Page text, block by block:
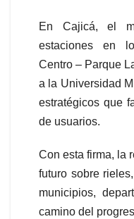
En Cajicá, el
estaciones en
Centro – Parque
a la Universidad
estratégicos que
de usuarios.
Con esta firma, la
futuro sobre
municipios,
camino del